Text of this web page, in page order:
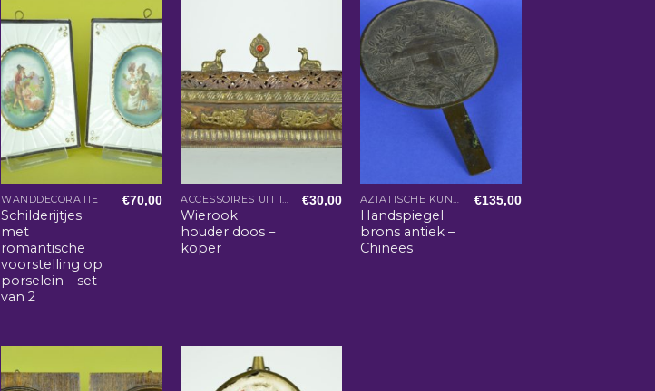
WANDDECORATIE
Schilderijtjes
met
romantische
voorstelling op
porselein – set
van 2
€70,00
Wierook
houder doos –
koper
€30,00
Handspiegel
brons antiek –
Chinees
€135,00